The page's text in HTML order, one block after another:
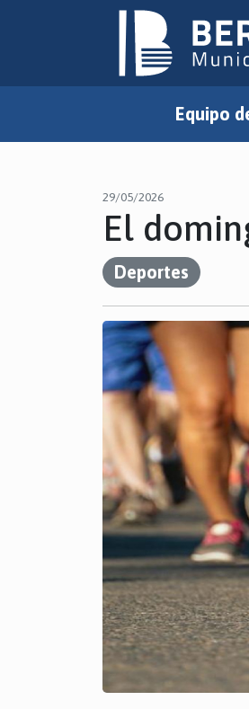
Equipo
29/05/2026
El
Deportes